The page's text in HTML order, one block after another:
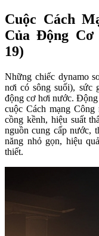
Cuộc Cách
Của Động
19)
Những chiếc dynamo
nơi có sông suối), sức
động cơ hơi nước.
cuộc Cách mạng
cồng kềnh, hiệu suất
nguồn cung cấp nước,
năng nhỏ gọn, hiệu
thiết.